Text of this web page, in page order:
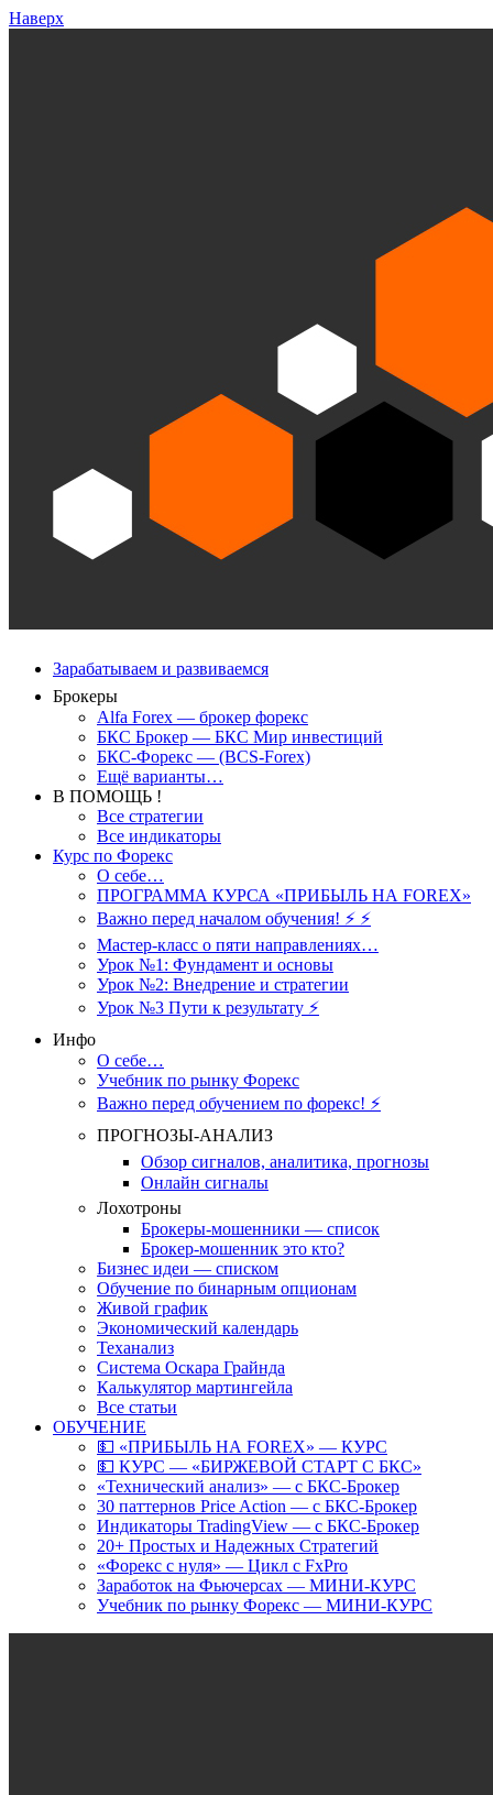
Наверх
Зарабатываем и развиваемся
Брокеры
Alfa Forex — брокер форекс
БКС Брокер — БКС Мир инвестиций
БКС-Форекс — (BCS-Forex)
Ещё варианты…
В ПОМОЩЬ !
Все стратегии
Все индикаторы
Курс по Форекс
О себе…
ПРОГРАММА КУРСА «ПРИБЫЛЬ НА FOREX»
Важно перед началом обучения! ⚡ ⚡
Мастер-класс о пяти направлениях…
Урок №1: Фундамент и основы
Урок №2: Внедрение и стратегии
Урок №3 Пути к результату ⚡️
Инфо
О себе…
Учебник по рынку Форекс
Важно перед обучением по форекс! ⚡
ПРОГНОЗЫ-АНАЛИЗ
Обзор сигналов, аналитика, прогнозы
Онлайн сигналы
Лохотроны
Брокеры-мошенники — список
Брокер-мошенник это кто?
Бизнес идеи — списком
Обучение по бинарным опционам
Живой график
Экономический календарь
Теханализ
Система Оскара Грайнда
Калькулятор мартингейла
Все статьи
ОБУЧЕНИЕ
💵 «ПРИБЫЛЬ НА FOREX» — КУРС
💵 КУРС — «БИРЖЕВОЙ СТАРТ С БКС»
«Технический анализ» — с БКС-Брокер
30 паттернов Price Action — с БКС-Брокер
Индикаторы TradingView — с БКС-Брокер
20+ Простых и Надежных Стратегий
«Форекс с нуля» — Цикл с FxPro
Заработок на Фьючерсах — МИНИ-КУРС
Учебник по рынку Форекс — МИНИ-КУРС